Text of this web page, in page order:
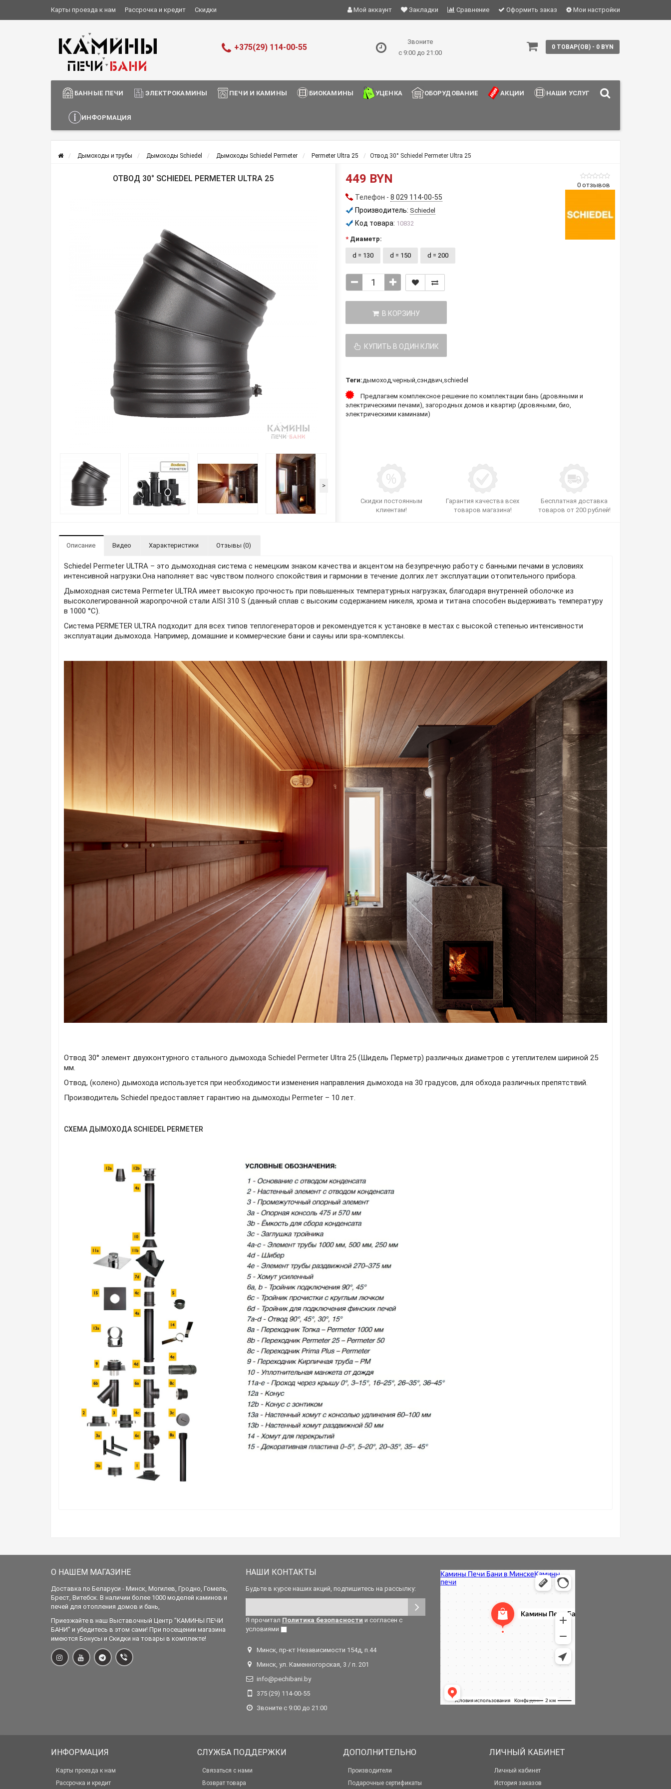
Карты проезда к нам Рассрочка и кредит Скидки
Информация о доставке
Мой аккаунт Закладки Сравнение Оформить заказ Мои настройки
+375(29) 114-00-55
Звоните
с 9:00 до 21:00
0 ТОВАР(ОВ) - 0 BYN
БАННЫЕ ПЕЧИ ЭЛЕКТРОКАМИНЫ ПЕЧИ И КАМИНЫ БИОКАМИНЫ УЦЕНКА ОБОРУДОВАНИЕ АКЦИИ НАШИ УСЛУГИ
ИНФОРМАЦИЯ
Дымоходы и трубы Дымоходы Schiedel Дымоходы Schiedel Permeter Permeter Ultra 25 Отвод 30° Schiedel Permeter Ultra 25
ОТВОД 30° SCHIEDEL PERMETER ULTRA 25
>
0 отзывов
449 BYN
Телефон - 8 029 114-00-55
Производитель: Schiedel
Код товара: 10832
Диаметр:
d = 130 d = 150 d = 200
В КОРЗИНУ
КУПИТЬ В ОДИН КЛИК
Теги:дымоход,черный,сэндвич,schiedel
Скидки постоянным
клиентам!
Гарантия качества всех
товаров магазина!
Бесплатная доставка
товаров от 200 рублей!
Предлагаем комплексное решение по комплектации бань (дровяными и
электрическими печами), загородных домов и квартир (дровяными, био,
электрическими каминами)
Описание Видео Характеристики Отзывы (0)
Schiedel Permeter ULTRA – это дымоходная система с немецким знаком качества и акцентом на безупречную работу с банными печами в условиях
интенсивной нагрузки.Она наполняет вас чувством полного спокойствия и гармонии в течение долгих лет эксплуатации отопительного прибора.
Дымоходная система Permeter ULTRA имеет высокую прочность при повышенных температурных нагрузках, благодаря внутренней оболочке из
высоколегированной жаропрочной стали AISI 310 S (данный сплав с высоким содержанием никеля, хрома и титана способен выдерживать температуру
в 1000 °С).
Система PERMETER ULTRA подходит для всех типов теплогенераторов и рекомендуется к установке в местах с высокой степенью интенсивности
эксплуатации дымохода. Например, домашние и коммерческие бани и сауны или spa-комплексы.
Отвод 30° элемент двухконтурного стального дымохода Schiedel Permeter Ultra 25 (Шидель Перметр) различных диаметров с утеплителем шириной 25
мм.
Отвод, (колено) дымохода используется при необходимости изменения направления дымохода на 30 градусов, для обхода различных препятствий.
Производитель Schiedel предоставляет гарантию на дымоходы Permeter – 10 лет.
СХЕМА ДЫМОХОДА SCHIEDEL PERMETER
О НАШЕМ МАГАЗИНЕ
Доставка по Беларуси - Минск, Могилев, Гродно, Гомель,
Брест, Витебск. В наличии более 1000 моделей каминов и
печей для отопления домов и бань,
Приезжайте в наш Выставочный Центр "КАМИНЫ ПЕЧИ
БАНИ" и убедитесь в этом сами! При посещении магазина
имеются Бонусы и Скидки на товары в комплекте!
НАШИ КОНТАКТЫ
Будьте в курсе наших акций, подпишитесь на рассылку:
Я прочитал Политика безопасности и согласен с
условиями
Минск, пр-кт Независимости 154д, п.44
Минск, ул. Каменногорская, 3 / п. 201
info@pechibani.by
375 (29) 114-00-55
Звоните с 9:00 до 21:00
ИНФОРМАЦИЯ
Карты проезда к нам
Рассрочка и кредит
СЛУЖБА ПОДДЕРЖКИ
Связаться с нами
Возврат товара
ДОПОЛНИТЕЛЬНО
Производители
Подарочные сертификаты
ЛИЧНЫЙ КАБИНЕТ
Личный кабинет
История заказов